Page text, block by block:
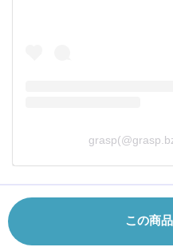
この商